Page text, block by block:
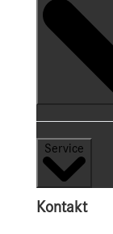
Service
Kontakt